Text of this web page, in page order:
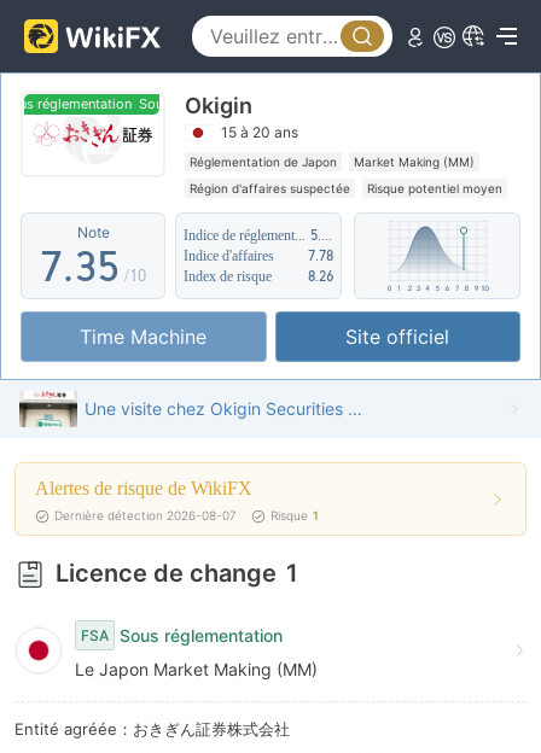
réglementation Sous réglementation
Okigin
15 à 20 ans
Réglementation de Japon
Market Making (MM)
Région d'affaires suspectée
Risque potentiel moyen
Note
2
3
4
6
7
8
9
.
0
2
3
4
5
6
7
8
9
0
1
2
4
5
6
7
8
9
/10
Indice d'affaires
7.78
Index de risque
8.26
Time Machine Site officiel
Une visite chez Okigin Securities Limited au Japon - Bureau trouvé
Alertes de risque de WikiFX
Dernière détection 2026-08-07 Risque 1
Licence de change 1
FSA Sous réglementation
Le Japon Market Making (MM)
Entité agréée：おきぎん証券株式会社